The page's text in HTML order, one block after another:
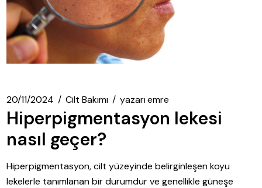
20/11/2024 Cilt Bakımı yazarıemre
Hiperpigmentasyon lekesi
nasıl geçer?
Hiperpigmentasyon, cilt yüzeyinde belirginleşen koyu
lekelerle tanımlanan bir durumdur ve genellikle güneşe